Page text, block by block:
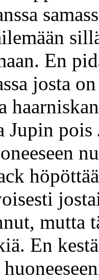
En
josta
Jupin
mutta
En